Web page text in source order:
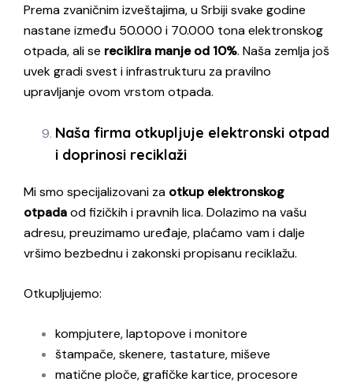
Prema zvaničnim izveštajima, u Srbiji svake godine
nastane između 50.000 i 70.000 tona elektronskog
otpada, ali se reciklira manje od 10%. Naša zemlja još
uvek gradi svest i infrastrukturu za pravilno
upravljanje ovom vrstom otpada.
Naša firma otkupljuje elektronski otpad
i doprinosi reciklaži
Mi smo specijalizovani za otkup elektronskog
otpadaod fizičkih i pravnih lica. Dolazimo na vašu
adresu, preuzimamo uređaje, plaćamo vam i dalje
vršimo bezbednu i zakonski propisanu reciklažu.
Otkupljujemo:
kompjutere, laptopove i monitore
štampače, skenere, tastature, miševe
matične ploče, grafičke kartice, procesore